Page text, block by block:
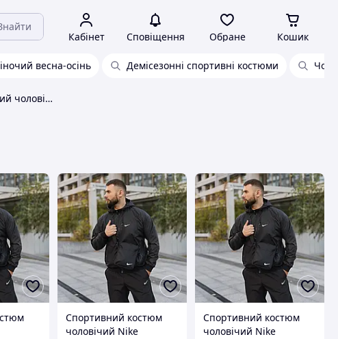
Кабінет Сповіщення Обране Кошик
весна-осінь Демісезонні спортивні костюми
Демісезонний спортивний чоловічий костюм для прогулянок
Спортивний костюм
чоловічий Nike
Спортивний костюм
чоловічий Nike